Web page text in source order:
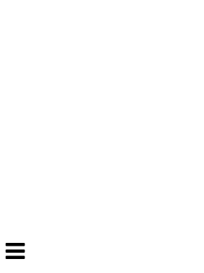
Veksle
navigasjon